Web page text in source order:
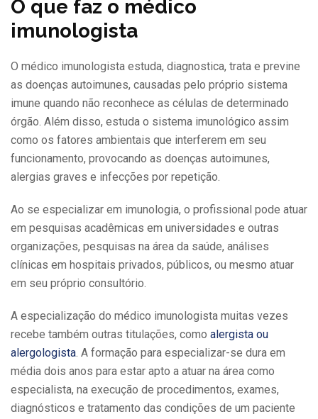
O que faz o médico
imunologista
O médico imunologista estuda, diagnostica, trata e previne
as doenças autoimunes, causadas pelo próprio sistema
imune quando não reconhece as células de determinado
órgão. Além disso, estuda o sistema imunológico assim
como os fatores ambientais que interferem em seu
funcionamento, provocando as doenças autoimunes,
alergias graves e infecções por repetição.
Ao se especializar em imunologia, o profissional pode atuar
em pesquisas acadêmicas em universidades e outras
organizações, pesquisas na área da saúde, análises
clínicas em hospitais privados, públicos, ou mesmo atuar
em seu próprio consultório.
A especialização do médico imunologista muitas vezes
recebe também outras titulações, como alergista ou
alergologista. A formação para especializar-se dura em
média dois anos para estar apto a atuar na área como
especialista, na execução de procedimentos, exames,
diagnósticos e tratamento das condições de um paciente